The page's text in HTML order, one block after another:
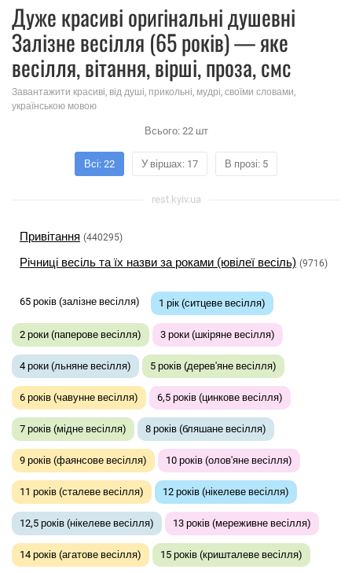
Дуже красиві оригінальні душевні
Залізне весілля (65 років) — яке
весілля, вітання, вірші, проза, смс
Завантажити красиві, від душі, прикольні, мудрі, своїми словами,
українською мовою
Всього: 22шт
Всі: 22 У віршах: 17 В прозі: 5
rest.kyiv.ua
Привітання (440295)
Річниці весіль та їх назви за роками (ювілеї весіль) (9716)
65 років (залізне весілля) 1 рік (ситцеве весілля)
2 роки (паперове весілля) 3 роки (шкіряне весілля)
4 роки (льняне весілля) 5 років (дерев'яне весілля)
6 років (чавунне весілля) 6,5 років (цинкове весілля)
7 років (мідне весілля) 8 років (бляшане весілля)
9 років (фаянсове весілля) 10 років (олов'яне весілля)
11 років (сталеве весілля) 12 років (нікелеве весілля)
12,5 років (нікелеве весілля) 13 років (мереживне весілля)
14 років (агатове весілля) 15 років (кришталеве весілля)